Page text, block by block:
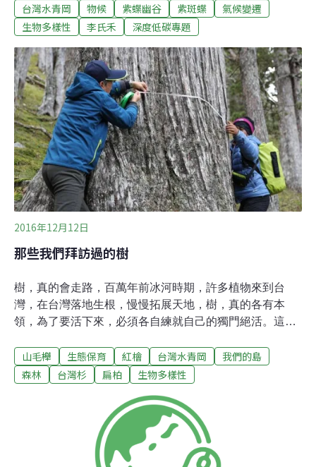
許多動植物來不及演化適應，影響其生存的同時，更對人
類糧食生產帶來影響。本「物候系列專欄」特邀各領域專
氣候變遷不僅是學術界關注的問題，也是影響人類及萬物
生息的因素。我們都能察覺和過去相比，氣候改變為現今
帶來的不良後果，諸如夏天更炎熱、洪災更嚴重、颱風威
力更強等等。許多動植物也因氣溫變化、雨量增減及極端
氣候，出現族群數量增加或減少，分布擴大或萎縮等現
象。氣候變遷下 蝶類遭遇受全球學界關注 向來受到人類喜
愛，且與鳥類及維管束植物同為環境指標生物的蝴蝶，近
年在氣候變遷下的遭遇格外引人注目。2019年刊在《生態
與演化前沿研究》的一篇論文便指出，與
台灣水青岡 物候 紫蝶幽谷 紫斑蝶
氣候變遷
生物多樣性
李氏禾 深度低碳專題
2016年12月12日
那些我們拜訪過的樹
樹，真的會走路，百萬年前冰河時期，許多植物來到台
灣，在台灣落地生根，慢慢拓展天地，樹，真的各有本
領，為了要活下來，必須各自練就自己的獨門絕活。這些
脈最頂端的...，祂們的生命故事，各個都很精彩，這些年
來，我們陸續拜訪了這些樹。台灣水青岡，又名山毛櫸，
山頭。是受到文資法保護的珍稀有植物。山毛櫸的祖先可
能早在40萬年前，就已出現在台灣，是歷經冰河期殘存孑
遺的植物，在植物演化上屬於最古老的一群，山毛櫸生活
在終年雲霧繚繞的山區，會隨著四季變化換裝，秋天來看
山毛櫸 生態保育 紅檜 台灣水青岡
我們的島
森林
台灣杉 扁柏 生物多樣性